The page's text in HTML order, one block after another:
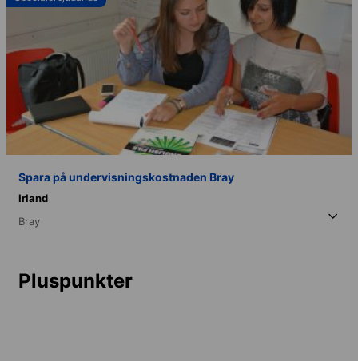
Spara på undervisningskostnaden Bray
Irland
Bray
Pluspunkter